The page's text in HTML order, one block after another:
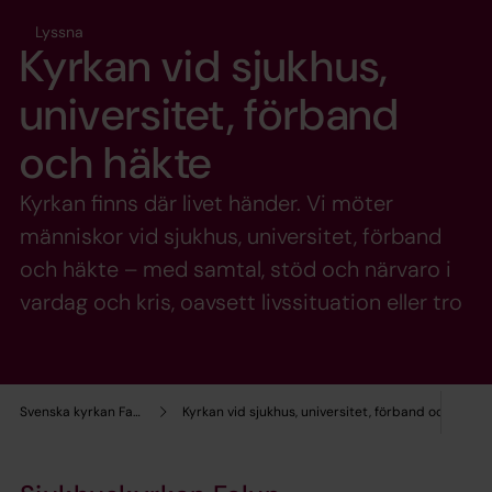
Svenska kyrkan Falun Kyrkan vid sjukhus, universitet, förband och häkte
Lyssna
Kyrkan vid sjukhus,
universitet, förband
och häkte
Kyrkan finns där livet händer. Vi möter
människor vid sjukhus, universitet, förband
och häkte – med samtal, stöd och närvaro i
vardag och kris, oavsett livssituation eller tro